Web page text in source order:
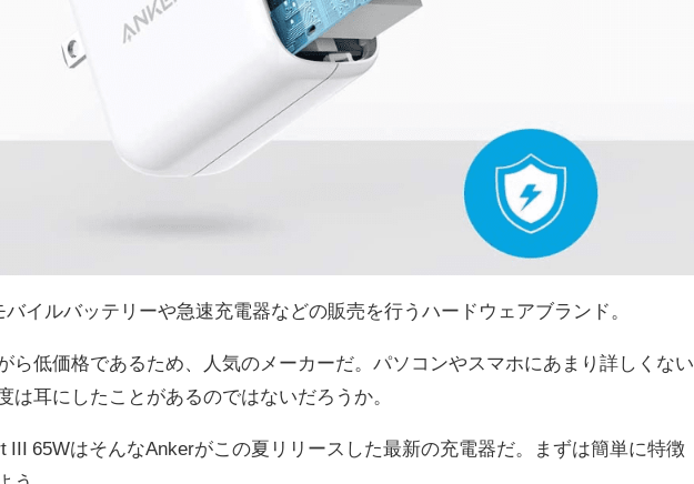
バイルバッテリーや急速充電器などの販売を行うハードウェアブランド。
ら低価格であるため、人気のメーカーだ。パソコンやスマホにあまり詳しくない
は耳にしたことがあるのではないだろうか。
III 65WはそんなAnkerがこの夏リリースした最新の充電器だ。まずは簡単に特徴